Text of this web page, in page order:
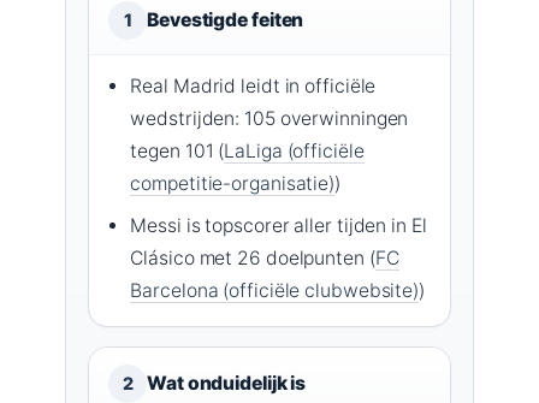
1 Bevestigde feiten
Real Madrid leidt in officiële
wedstrijden: 105 overwinningen
tegen 101 (LaLiga (officiële
competitie-organisatie))
Messi is topscorer aller tijden in El
Clásico met 26 doelpunten (FC
Barcelona (officiële clubwebsite))
2 Wat onduidelijk is